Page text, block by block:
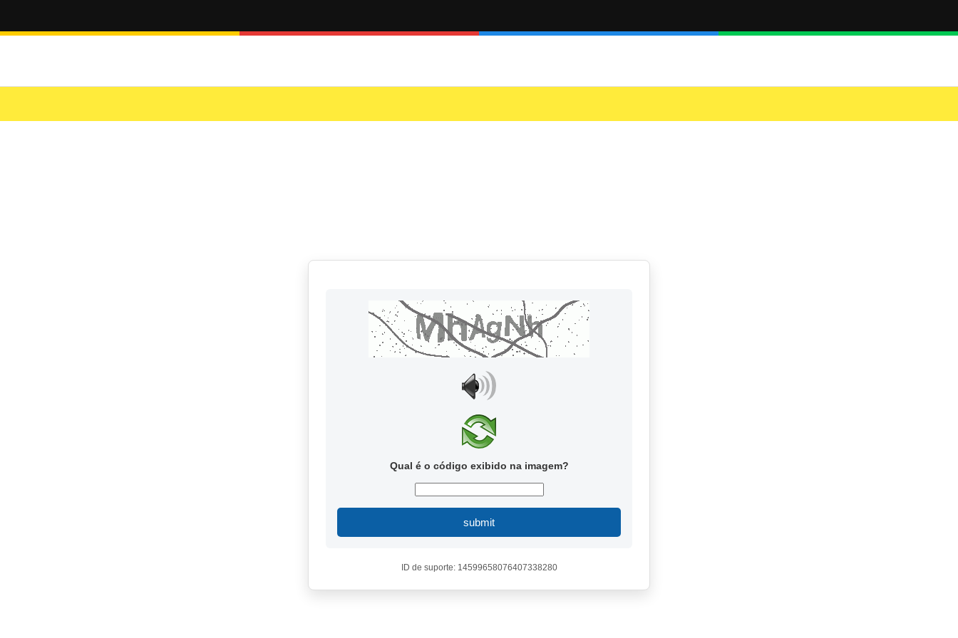
Qual é o código exibido na imagem?
submit
ID de suporte: 14599658076407338280